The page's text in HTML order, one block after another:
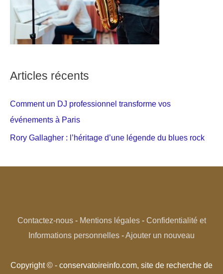
Articles récents
Comment un DJ professionnel transforme vos
événements à Paris
Rory Gallagher : l’héritage d’une légende du blues rock
Contactez-nous- Mentions légales- Confidentialité et
Informations personnelles - Ajouter un nouveau
Copyright © - conservatoireinfo.com, site de recherche de